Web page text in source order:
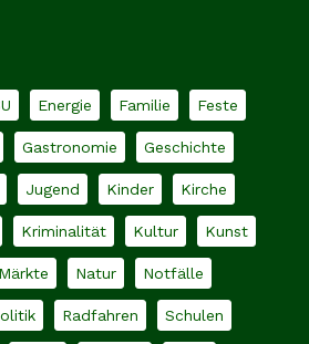
Energie Familie Feste
Gastronomie Geschichte
Jugend Kinder Kirche
Kriminalität Kultur Kunst
Märkte Natur Notfälle
Radfahren Schulen